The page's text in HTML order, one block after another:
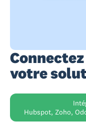
votre
Hubspot, Zoho,